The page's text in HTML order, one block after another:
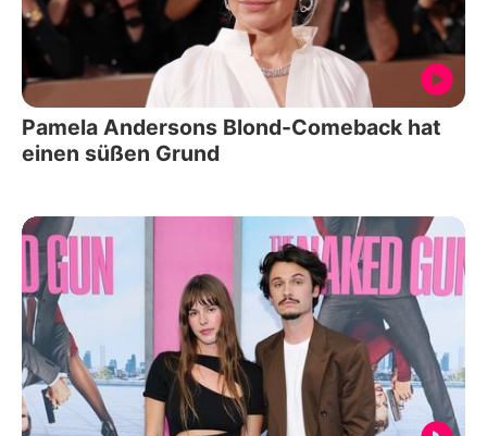
Pamela Andersons Blond-Comeback hat
einen süßen Grund